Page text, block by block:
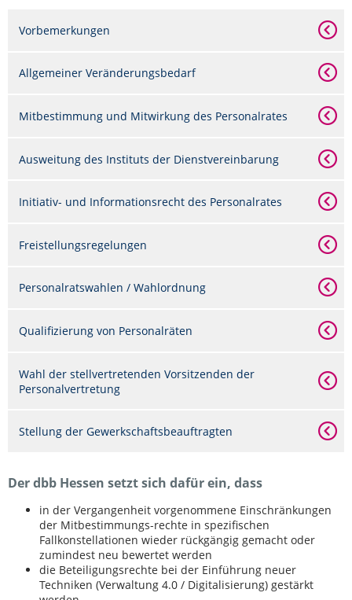
Vorbemerkungen
Allgemeiner Veränderungsbedarf
Mitbestimmung und Mitwirkung des Personalrates
Ausweitung des Instituts der Dienstvereinbarung
Initiativ- und Informationsrecht des Personalrates
Freistellungsregelungen
Personalratswahlen / Wahlordnung
Qualifizierung von Personalräten
Wahl der stellvertretenden Vorsitzenden der
Personalvertretung
Stellung der Gewerkschaftsbeauftragten
Der dbb Hessen setzt sich dafür ein, dass
in der Vergangenheit vorgenommene Einschränkungen
der Mitbestimmungs-rechte in spezifischen
Fallkonstellationen wieder rückgängig gemacht oder
zumindest neu bewertet werden
die Beteiligungsrechte bei der Einführung neuer
Techniken (Verwaltung 4.0 / Digitalisierung) gestärkt